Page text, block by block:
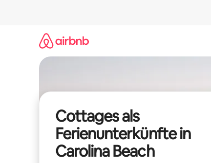
Cottages als
Ferienunterkünfte in
Carolina Beach